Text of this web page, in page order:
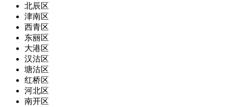
北辰区
津南区
西青区
东丽区
大港区
汉沽区
塘沽区
红桥区
河北区
南开区